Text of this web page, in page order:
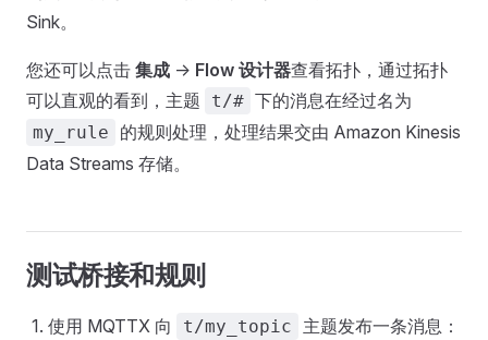
Sink。
您还可以点击 集成 -> Flow 设计器查看拓扑，通过拓扑
可以直观的看到，主题
t/# 下的消息在经过名为
my_rule
的规则处理，处理结果交由 Amazon Kinesis
Data Streams 存储。
测试桥接和规则
使用 MQTTX 向 t/my_topic 主题发布一条消息：